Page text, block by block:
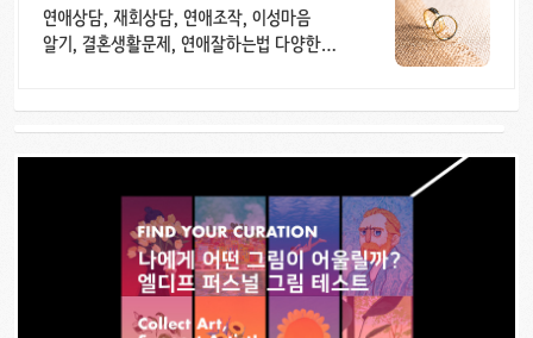
업력
연애상담, 재회상담, 연애조작, 이성마음
알기, 결혼생활문제, 연애잘하는법 다양한